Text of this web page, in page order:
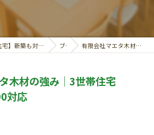
【鳥取市の注文住宅】新築も対応の工務店｜価格相談受付中｜有限会社マエタ木材 ブログ 有限会社マエタ木材の強み｜3世帯住宅×8:00〜17:00対応
木材の強み｜3世帯住宅
対応